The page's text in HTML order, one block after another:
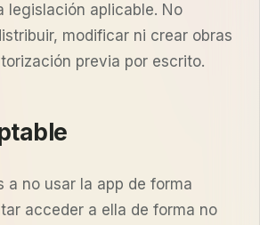
legislación aplicable. No
modificar ni crear obras
previa por escrito.
a no usar la app de forma
acceder a ella de forma no